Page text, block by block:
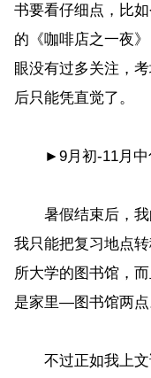
书要看仔细点，比
的《咖啡店之一夜
眼没有过多关注，
后只能凭直觉了。
►9月初-11月中
暑假结束后，我
我只能把复习地点
所大学的图书馆，
是家里—图书馆两点
不过正如我上文